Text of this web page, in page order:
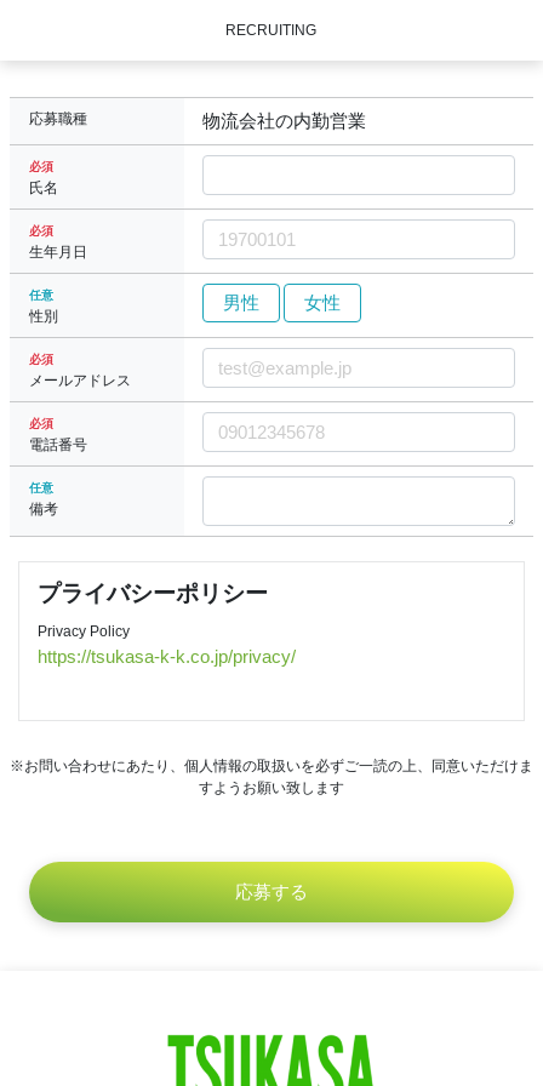
RECRUITING
応募職種 物流会社の内勤営業
必須
氏名
必須
生年月日
任意
性別
男性 女性
必須
メールアドレス
必須
電話番号
任意
備考
プライバシーポリシー
Privacy Policy
https://tsukasa-k-k.co.jp/privacy/
※お問い合わせにあたり、個人情報の取扱いを必ずご一読の上、同意いただけま
すようお願い致します